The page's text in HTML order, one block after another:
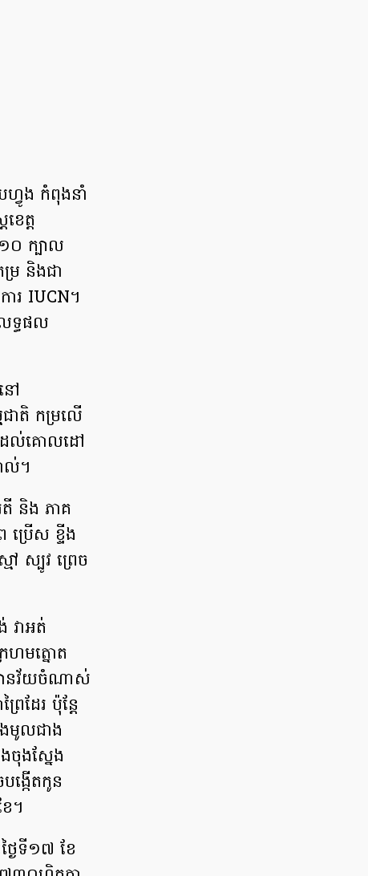
ហ្វូង កំពុងនាំ
េត្ត
០ ក្បាល
រ និងជា
រ IUCN។
លទ្ធផល
ៅ
ាតិ កម្រលើ
ដល់គោលដៅ
ល់។
តី និង ភាគ
រើស ខ្ទីង
ៅ ស្បូវ ព្រេច
វាអត់
ហម​ត្នោត
ានវ័យចំណាស់
ដែរ ប៉ុន្តែ
ងមូលជាង
ចុងស្នែង
កើតកូន
។
ងៃទី១៧ ខែ